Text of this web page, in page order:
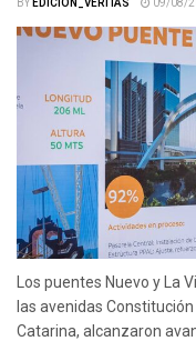
Los puentes Nuevo y La
las avenidas
Catarina, alcanzaron